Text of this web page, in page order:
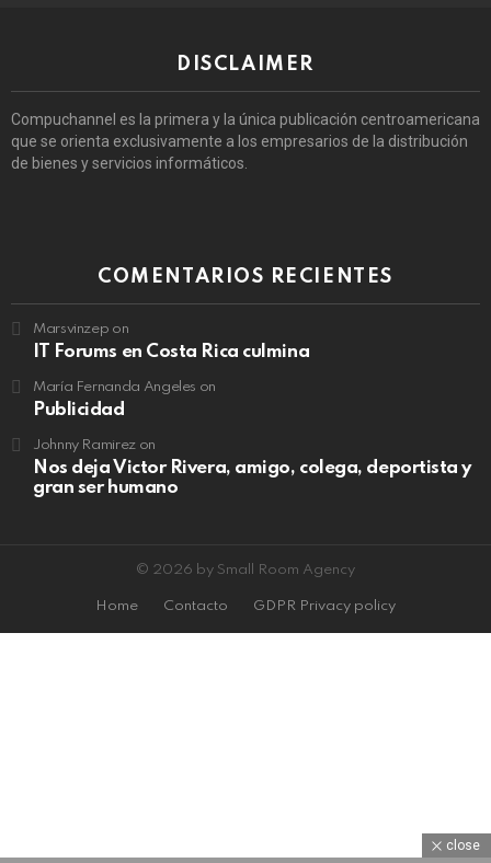
DISCLAIMER
Compuchannel es la primera y la única publicación centroamericana
que se orienta exclusivamente a los empresarios de la distribución
de bienes y servicios informáticos.
COMENTARIOS RECIENTES
Marsvinzep on
IT Forums en Costa Rica culmina
María Fernanda Angeles on
Publicidad
Johnny Ramirezon
Nos deja Victor Rivera, amigo, colega, deportista y
gran ser humano
© 2026 by Small Room Agency
Home Contacto GDPR Privacy policy
close